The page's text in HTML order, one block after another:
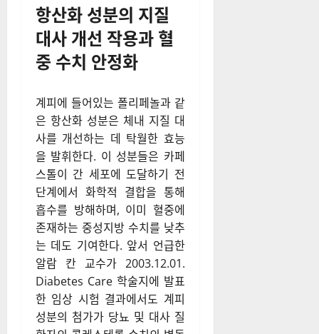
항산화 성분의 지질
대사 개선 작용과 혈
중 수치 안정화
계피에 들어있는 폴리페놀과 같
은 항산화 성분은 체내 지질 대
사를 개선하는 데 탁월한 효능
을 발휘한다. 이 성분들은 카페
스톨이 간 세포에 도달하기 전
단계에서 화학적 결합을 통해
흡수를 방해하며, 이미 혈중에
존재하는 중성지방 수치를 낮추
는 데도 기여한다. 앞서 언급한
알람 칸 교수가 2003.12.01.
Diabetes Care 학술지에 발표
한 임상 시험 결과에서도 계피
성분의 첨가가 당뇨 및 대사 질